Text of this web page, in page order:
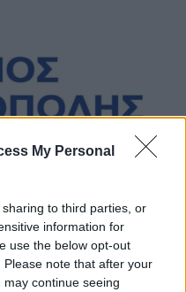
My Personal
to third parties, or
information for
use the below opt-out
note that after your
continue seeing